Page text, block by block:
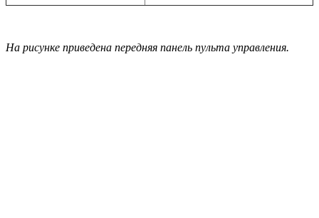
На рисунке приведена передняя панель пульта управления.